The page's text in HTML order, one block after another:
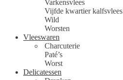
Varkensvlees
Vijfde kwartier kalfsvlees
Wild
Worsten
Vleeswaren
Charcuterie
Paté’s
Worst
Delicatessen